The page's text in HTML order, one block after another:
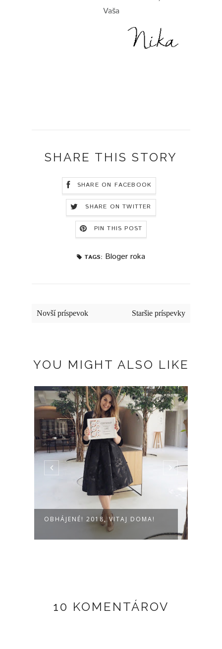
Vaša
SHARE THIS STORY
SHARE ON FACEBOOK
SHARE ON TWITTER
PIN THIS POST
TAGS: Bloger roka
Novší príspevok Staršie príspevky
YOU MIGHT ALSO LIKE
OBHÁJENÉ! 2018, VITAJ DOMA!
10 KOMENTÁROV